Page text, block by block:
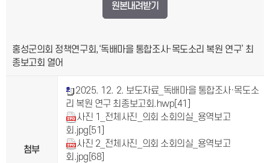
원본내려받기
홍성군의회 정책연구회,‘독배마을 통합조사·목도소리 복원 연구’ 최
종보고회 열어
첨부
2025. 12. 2. 보도자료_독배마을 통합조사·목도소
리 복원 연구 최종보고회.hwp [41]
사진 1_전체사진_의회 소회의실_용역보고
회.jpg [51]
사진 2_전체사진_의회 소회의실_용역보고
회.jpg [68]